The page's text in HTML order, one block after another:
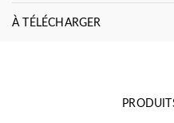
À TÉLÉCHARGER